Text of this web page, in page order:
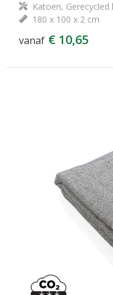
Katoen, Gerecycled
180 x 100 x 2 cm
vanaf € 10,65